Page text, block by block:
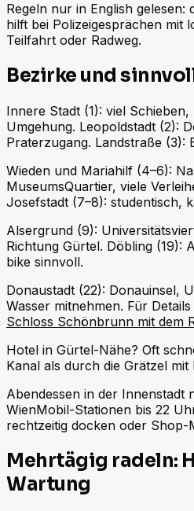
Regeln nur in English gelesen:
hilft bei Polizeigesprächen mit
Teilfahrt oder Radweg.
Bezirke und
Innere Stadt (1): viel
Umgehung. Leopoldstadt (2):
Praterzugang. Landstraße (3):
Wieden und Mariahilf (4–6):
MuseumsQuartier, viele
Josefstadt (7–8): studentisch,
Alsergrund (9):
Richtung Gürtel. Döbling (19):
bike sinnvoll.
Donaustadt (22): Donauinsel,
Wasser mitnehmen. Für
Schloss Schönbrunn mit dem
Hotel in Gürtel-Nähe? Oft
Kanal als durch die Grätzel mit
Abendessen in der Innenstadt
WienMobil-Stationen bis 22
rechtzeitig docken oder Shop-
Mehrtägig radeln:
Wartung